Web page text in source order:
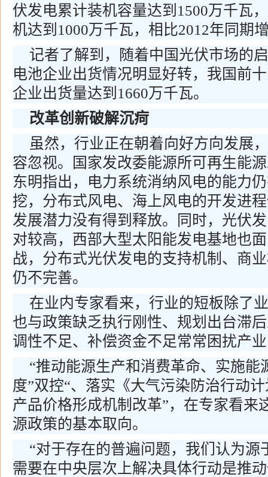
伏发电累计装机容量达到1500万千瓦
机达到1000万千瓦，相比2012年同期
记者了解到，随着中国光伏市场的
电池企业出货情况明显好转，我国前
企业出货量达到1660万千瓦。
改革创新破解沉疴
虽然，行业正在朝着向好方向发展
容忽视。国家发改委能源所可再生能
东明指出，电力系统消纳风电的能力
挖，分布式风电、海上风电的开发进
发展潜力没有得到释放。同时，光伏
对较高，西部大型太阳能发电基地也
战，分布式光伏发电的支持机制、商
仍不完善。
在业内专家看来，行业的短板除了
也与政策缺乏执行刚性、规划出台滞
调性不足、补偿资金不足常常困扰产
“推动能源生产和消费革命、实施能
度”双控“、落实《大气污染防治行动
产品价格形成机制改革”，在专家看来
源政策的基本取向。
“对于存在的普遍问题，我们认为源
需要在中央层次上解决具体行动是推